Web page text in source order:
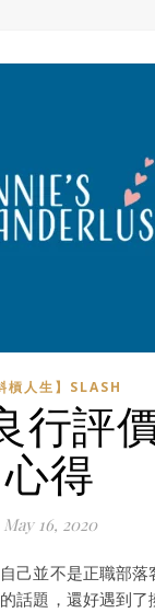
槓人生】SLASH
行評
心得
May 16, 2020
己並不是正職部
話題，還好遇到